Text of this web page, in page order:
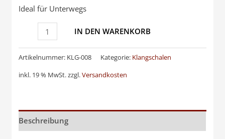
Ideal für Unterwegs
Untersetzer
Klangschale
IN DEN WARENKORB
Artikelnummer: KLG-008 Kategorie: Klangschalen
inkl. 19 % MwSt.zzgl.Versandkosten
Beschreibung